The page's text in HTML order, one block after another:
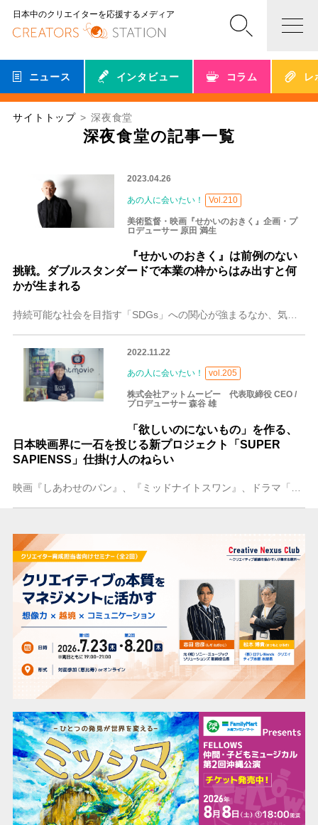
日本中のクリエイターを応援するメディア
ニュース インタビュー コラム レ
サイトトップ 深夜食堂
深夜食堂の記事一覧
2023.04.26
あの人に会いたい！ Vol.210
美術監督・映画『せかいのおきく』企画・プ
ロデューサー 原田 満生
『せかいのおきく』は前例のない
挑戦。ダブルスタンダードで本業の枠からはみ出すと何
かが生まれる
持続可能な社会を目指す「SDGs」への関心が強まるなか、気鋭の日本映画製作チームと世界の自然科学研究者が連携して、さまざまな「良い日」に生きる人びとの物語を映画
2022.11.22
あの人に会いたい！ vol.205
株式会社アットムービー 代表取締役 CEO /
プロデューサー 森谷 雄
「欲しいのにないもの」を作る、
日本映画界に一石を投じる新プロジェクト「SUPER
SAPIENSS」仕掛け人のねらい
映画『しあわせのパン』、『ミッドナイトスワン』、ドラマ「天体観測」、「ザ・クイズショウ」、「33分探偵」、「深夜食堂」、「東京ラブストーリー」ほか、映画やドラマ